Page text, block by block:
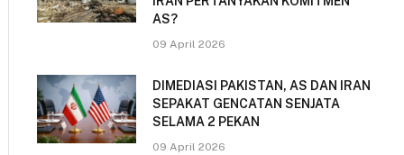
AS?
09 April 2026
DIMEDIASI PAKISTAN, AS DAN IRAN
SEPAKAT GENCATAN SENJATA
SELAMA 2 PEKAN
09 April 2026